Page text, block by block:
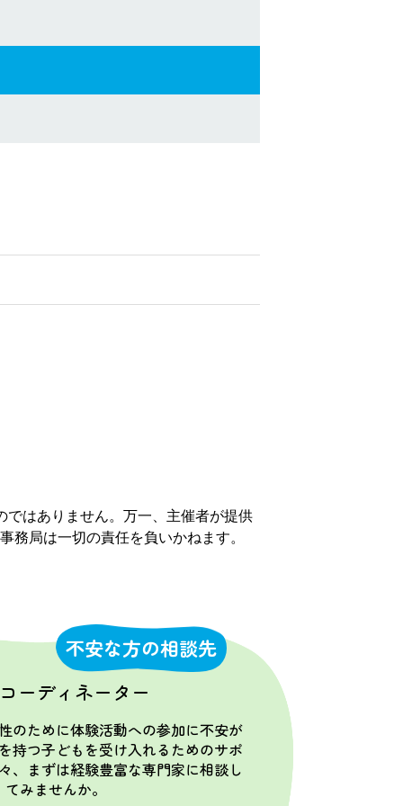
はありません。万一、主催者が提供
局は一切の責任を負いかねます。
不安な方の相談先
ーディネーター
のために体験活動への参加に不安が
持つ子どもを受け入れるためのサポ
、まずは経験豊富な専門家に相談し
てみませんか。